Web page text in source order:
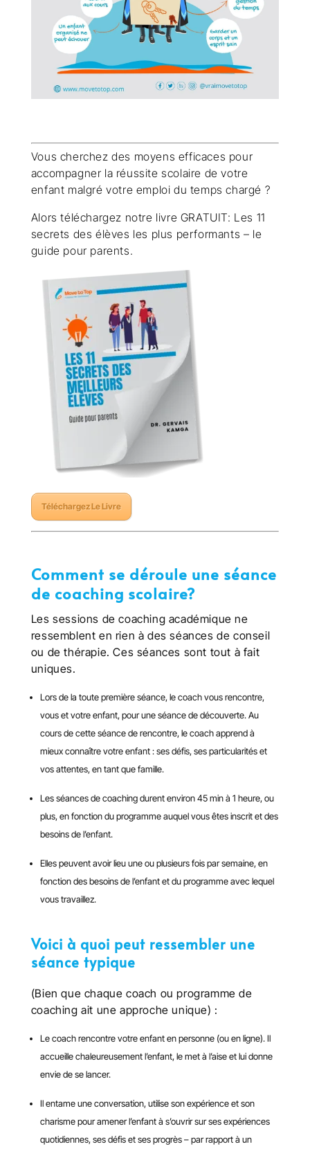
Vous cherchez des moyens efficaces pour
accompagner la réussite scolaire de votre
enfant malgré votre emploi du temps chargé ?
Alors téléchargez notre livre GRATUIT: Les 11
secrets des élèves les plus performants – le
guide pour parents.
Téléchargez Le Livre
Comment se déroule une séance
de coaching scolaire?
Les sessions de coaching académique ne
ressemblent en rien à des séances de conseil
ou de thérapie. Ces séances sont tout à fait
uniques.
Lors de la toute première séance, le coach vous rencontre,
vous et votre enfant, pour une séance de découverte. Au
cours de cette séance de rencontre, le coach apprend à
mieux connaître votre enfant : ses défis, ses particularités et
vos attentes, en tant que famille.
Les séances de coaching durent environ 45 min à 1 heure, ou
plus, en fonction du programme auquel vous êtes inscrit et des
besoins de l’enfant.
Elles peuvent avoir lieu une ou plusieurs fois par semaine, en
fonction des besoins de l’enfant et du programme avec lequel
vous travaillez.
Voici à quoi peut ressembler une
séance typique
(Bien que chaque coach ou programme de
coaching ait une approche unique) :
Le coach rencontre votre enfant en personne (ou en ligne). Il
accueille chaleureusement l’enfant, le met à l’aise et lui donne
envie de se lancer.
Il entame une conversation, utilise son expérience et son
charisme pour amener l’enfant à s’ouvrir sur ses expériences
quotidiennes, ses défis et ses progrès – par rapport à un